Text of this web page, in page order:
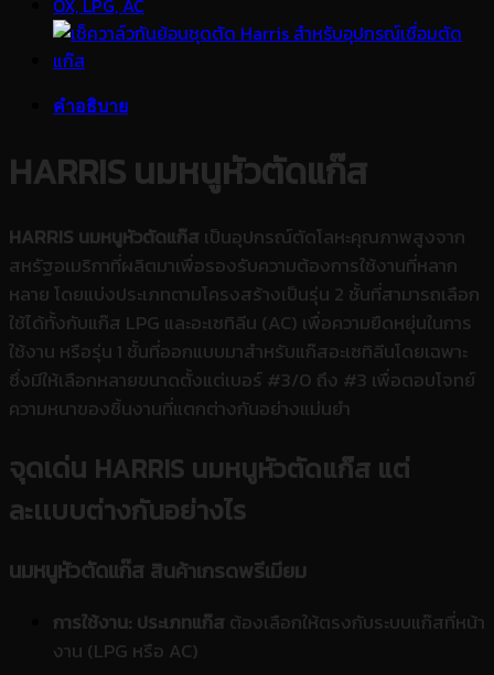
คำอธิบาย
HARRIS นมหนูหัวตัดแก๊ส
HARRIS นมหนูหัวตัดแก๊ส เป็นอุปกรณ์ตัดโลหะคุณภาพสูงจาก
สหรัฐอเมริกาที่ผลิตมาเพื่อรองรับความต้องการใช้งานที่หลาก
หลาย โดยแบ่งประเภทตามโครงสร้างเป็นรุ่น 2 ชั้นที่สามารถเลือก
ใช้ได้ทั้งกับแก๊ส LPG และอะเซทิลีน (AC) เพื่อความยืดหยุ่นในการ
ใช้งาน หรือรุ่น 1 ชั้นที่ออกแบบมาสำหรับแก๊สอะเซทิลีนโดยเฉพาะ
ซึ่งมีให้เลือกหลายขนาดตั้งแต่เบอร์ #3/0 ถึง #3 เพื่อตอบโจทย์
ความหนาของชิ้นงานที่แตกต่างกันอย่างแม่นยำ
จุดเด่น HARRIS นมหนูหัวตัดแก๊ส แต่
ละเเบบต่างกันอย่างไร
นมหนูหัวตัดแก๊ส สินค้าเกรดพรีเมียม
การใช้งาน: ประเภทแก๊ส ต้องเลือกให้ตรงกับระบบแก๊สที่หน้า
งาน (LPG หรือ AC)